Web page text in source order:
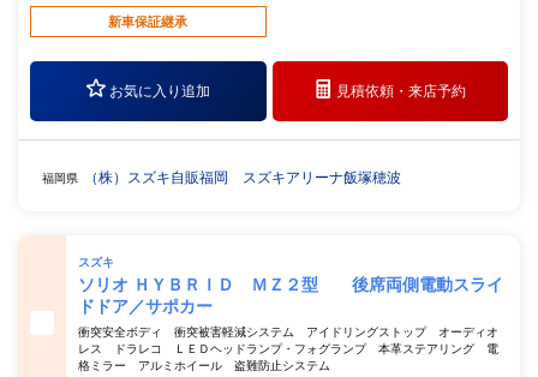
新車保証継承
お気に入り追加 見積依頼・来店予約
福岡県 （株）スズキ自販福岡 スズキアリーナ飯塚穂波
スズキ
ソリオ ＨＹＢＲＩＤ ＭＺ２型 後席両側電動スライ
ドドア／サポカー
衝突安全ボディ 衝突被害軽減システム アイドリングストップ オーディオ
レス ドラレコ ＬＥＤヘッドランプ・フォグランプ 本革ステアリング 電
格ミラー アルミホイール 盗難防止システム